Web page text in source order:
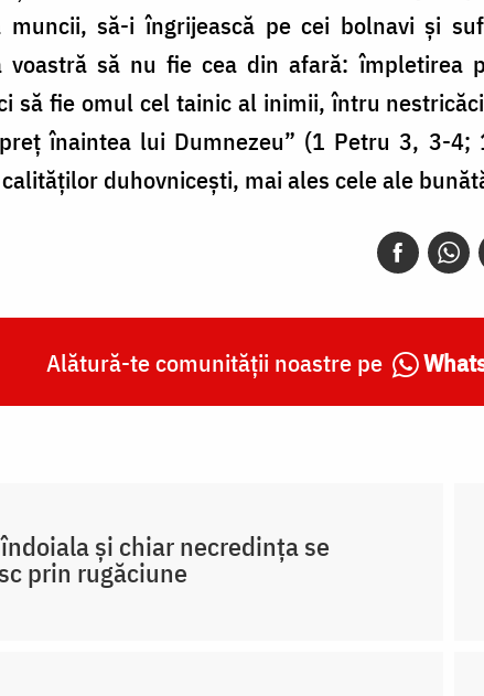
muncii, să-i îngrijească pe cei bolnavi și
voastră să nu fie cea din afară: împletirea
să fie omul cel tainic al inimii, întru
înaintea lui Dumnezeu” (1 Petru 3, 3-4;
duhovniceşti, mai ales cele ale
Alătură-te comunității noastre pe
și chiar necredința se
prin rugăciune